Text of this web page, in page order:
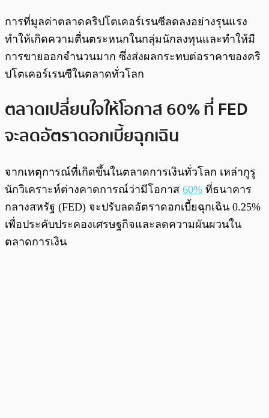
การที่มูลค่าตลาดคริปโตเคอร์เรนซีลดลงอย่างรุนแรง
ทำให้เกิดความตื่นตระหนกในกลุ่มนักลงทุนและทำให้มี
การขายออกจำนวนมาก ซึ่งส่งผลกระทบต่อราคาของคริ
ปโตเคอร์เรนซีในตลาดทั่วโลก
ตลาดเปลี่ยนใจให้โอกาส 60% ที่ FED
จะลดอัตราดอกเบี้ยฉุกเฉิน
จากเหตุการณ์ที่เกิดขึ้นในตลาดการเงินทั่วโลก เหล่ากูรู
นักวิเคราะห์ต่างคาดการณ์ว่ามีโอกาส 60% ที่ธนาคาร
กลางสหรัฐ (FED) จะปรับลดอัตราดอกเบี้ยฉุกเฉิน 0.25%
เพื่อประคับประคองเศรษฐกิจและลดความผันผวนใน
ตลาดการเงิน